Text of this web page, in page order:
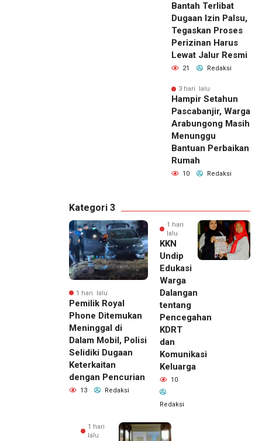
Bantah Terlibat
Dugaan Izin Palsu,
Tegaskan Proses
Perizinan Harus
Lewat Jalur Resmi
21 Redaksi
3 hari lalu
Hampir Setahun
Pascabanjir, Warga
Arabungong Masih
Menunggu
Bantuan Perbaikan
Rumah
10 Redaksi
Kategori 3
1 hari lalu
Pemilik Royal
Phone Ditemukan
Meninggal di
Dalam Mobil, Polisi
Selidiki Dugaan
Keterkaitan
dengan Pencurian
13 Redaksi
1 hari
lalu
KKN
Undip
Edukasi
Warga
Dalangan
tentang
Pencegahan
KDRT
dan
Komunikasi
Keluarga
10
Redaksi
1 hari
lalu